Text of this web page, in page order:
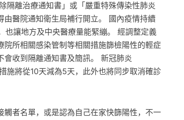
隔離治療通知書」或「嚴重特殊傳染性肺炎
醫院通知衛生局補行開立。 國內疫情持續
也讓地方及中央醫療量能緊繃。 經調整定義
所相關感染管制等相關措施篩檢陽性的輕症
收到隔離通知書及簡訊。 新冠肺炎
施將從10天減為5天，此外也將同步取消確診
者名單，或是認為自己在家快篩陽性，不一